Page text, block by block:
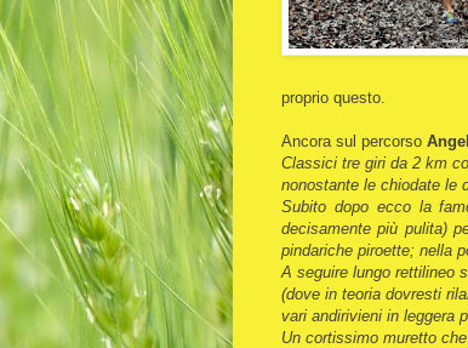
proprio questo.
Ancora sul percorso
Classici tre giri da 2 km
nonostante le chiodate le
Subito dopo ecco la
decisamente più pulita)
pindariche piroette; nella
A seguire lungo rettilineo
(dove in teoria dovresti
vari andirivieni in leggera
Un cortissimo muretto